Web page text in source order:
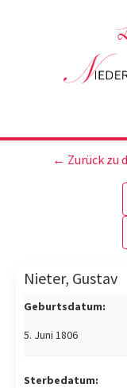
← Zurück zu
Nieter, Gustav
Geburtsdatum:
5. Juni 1806
Sterbedatum: